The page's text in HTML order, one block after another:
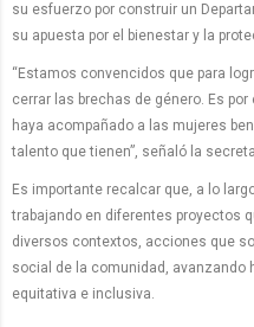
su esfuerzo por construir un
su apuesta por el bienestar y la
“Estamos convencidos que para
cerrar las brechas de género. Es
haya acompañado a las mujeres
talento que tienen”, señaló la
Es importante recalcar que, a lo
trabajando en diferentes proyectos
diversos contextos, acciones que
social de la comunidad, avanzando
equitativa e inclusiva.